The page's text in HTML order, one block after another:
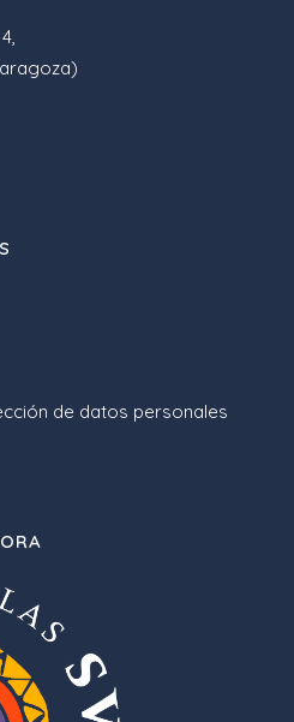
de datos personales